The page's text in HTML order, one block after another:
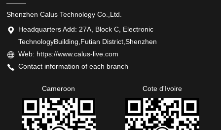
Shenzhen Calus Technology Co.,Ltd.
Headquarters Add: 27A, Block C, Electronic
TechnologyBuilding,Futian District,Shenzhen
Web: https://www.calus-live.com
Contact information of each branch
Cameroon Cote d'Ivoire